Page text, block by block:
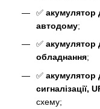
✅ акумулятор
автодому;
✅ акумулятор
обладнання;
✅ акумулятор
сигналізації,
схему;